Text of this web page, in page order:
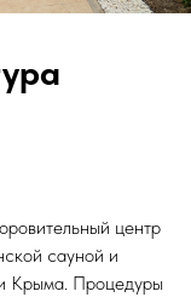
центр
сауной и
Крыма. Процедуры